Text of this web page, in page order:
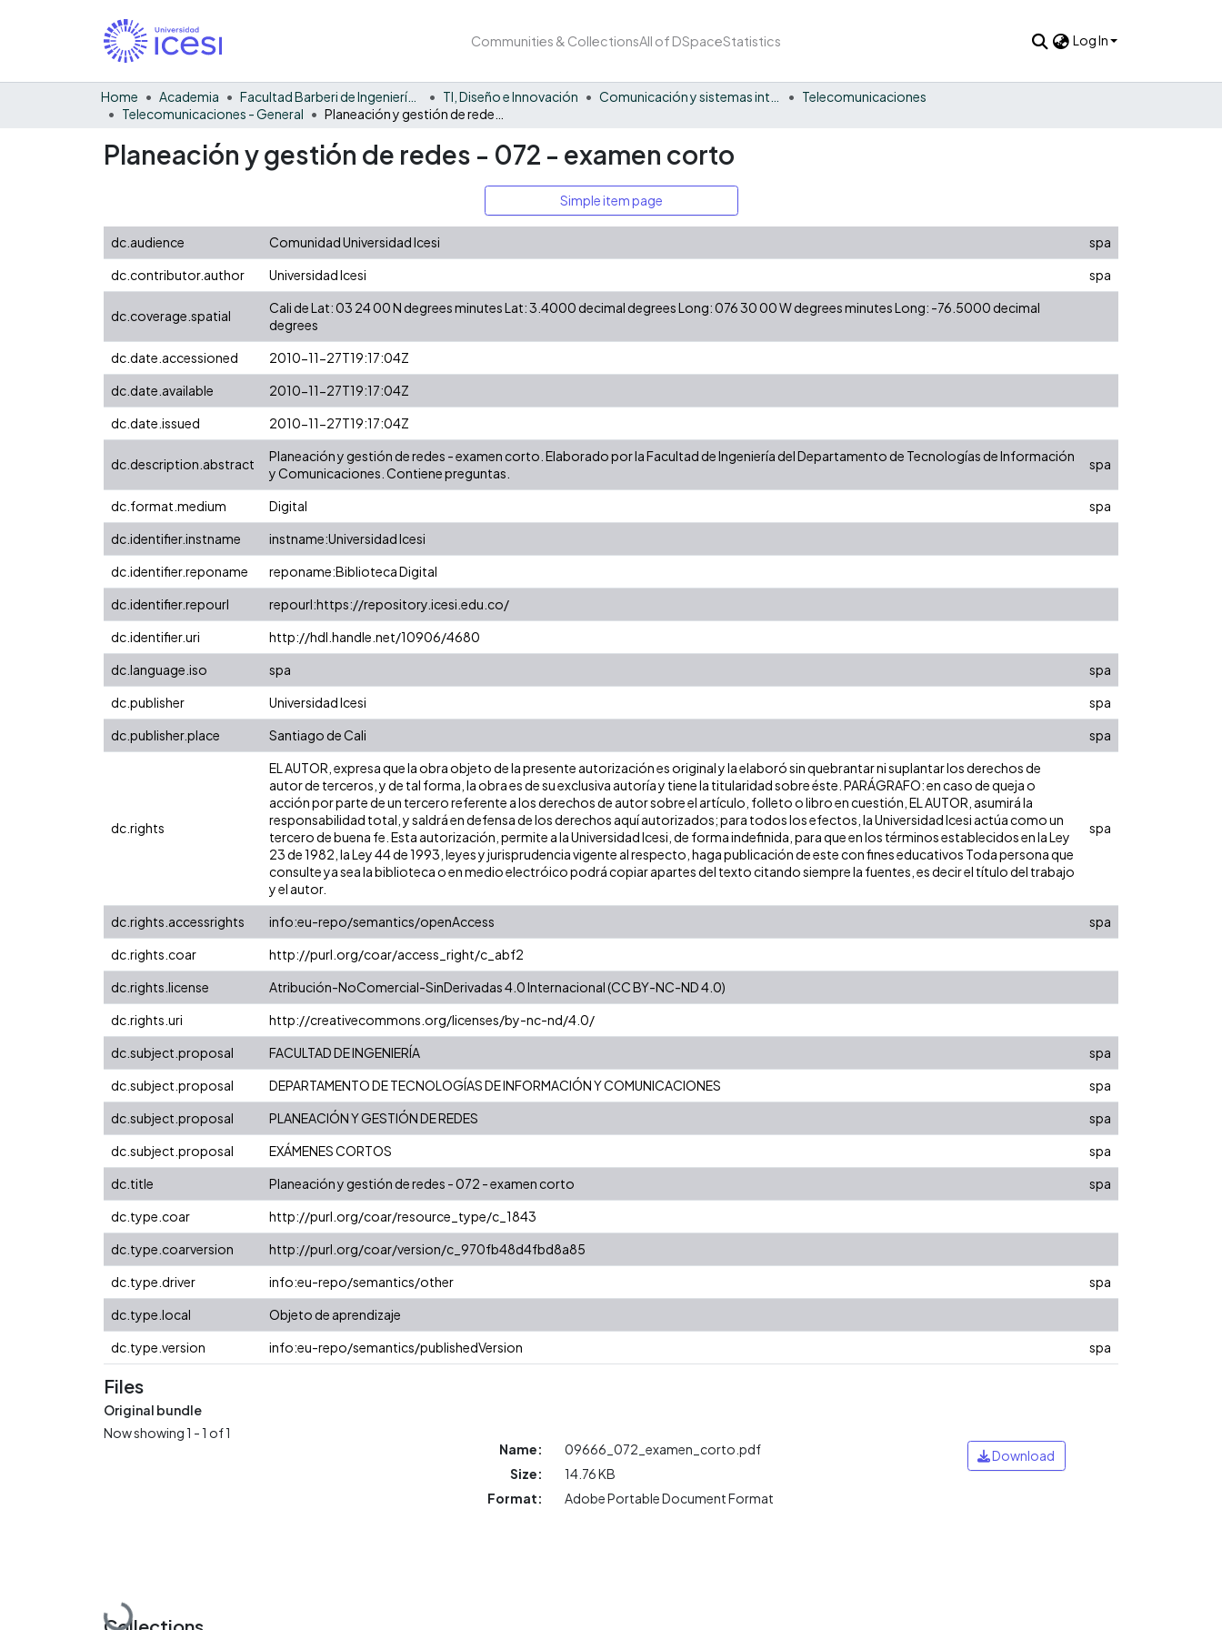
Communities & CollectionsAll of DSpaceStatistics Log In
Home Academia Facultad Barberi de Ingeniería, Diseño y Ciencias Aplicadas TI, Diseño e Innovación
Telecomunicaciones
Telecomunicaciones - General
Planeación y gestión de redes - 072 - examen corto
Simple item page
dc.audience Comunidad Universidad Icesi
spa
dc.contributor.author
Universidad Icesi spa
dc.coverage.spatial
Cali de Lat: 03 24 00 N degrees minutes Lat: 3.4000 decimal degrees Long: 076 30 00 W degrees minutes Long: -76.5000 decimal
degrees
dc.date.accessioned
2010-11-27T19:17:04Z
dc.date.available
2010-11-27T19:17:04Z
dc.date.issued
2010-11-27T19:17:04Z
dc.description.abstract
Planeación y gestión de redes - examen corto. Elaborado por la Facultad de Ingeniería del Departamento de Tecnologías de Información
y Comunicaciones. Contiene preguntas.
spa
dc.format.medium Digital
spa
dc.identifier.instname
instname:Universidad Icesi
dc.identifier.reponame
reponame:Biblioteca Digital
dc.identifier.repourl
repourl:https://repository.icesi.edu.co/
dc.identifier.uri
http://hdl.handle.net/10906/4680
dc.language.iso
spa
spa
dc.publisher
Universidad Icesi
spa
dc.publisher.place
Santiago de Cali spa
dc.rights
EL AUTOR, expresa que la obra objeto de la presente autorización es original y la elaboró sin quebrantar ni suplantar los derechos de
autor de terceros, y de tal forma, la obra es de su exclusiva autoría y tiene la titularidad sobre éste. PARÁGRAFO: en caso de queja o
acción por parte de un tercero referente a los derechos de autor sobre el artículo, folleto o libro en cuestión, EL AUTOR, asumirá la
responsabilidad total, y saldrá en defensa de los derechos aquí autorizados; para todos los efectos, la Universidad Icesi actúa como un
tercero de buena fe. Esta autorización, permite a la Universidad Icesi, de forma indefinida, para que en los términos establecidos en la Ley
23 de 1982, la Ley 44 de 1993, leyes y jurisprudencia vigente al respecto, haga publicación de este con fines educativos Toda persona que
consulte ya sea la biblioteca o en medio electróico podrá copiar apartes del texto citando siempre la fuentes, es decir el título del trabajo
y el autor.
spa
dc.rights.accessrights info:eu-repo/semantics/openAccess
spa
dc.rights.coar
http://purl.org/coar/access_right/c_abf2
dc.rights.license
Atribución-NoComercial-SinDerivadas 4.0 Internacional (CC BY-NC-ND 4.0)
dc.rights.uri
http://creativecommons.org/licenses/by-nc-nd/4.0/
dc.subject.proposal
FACULTAD DE INGENIERÍA
spa
dc.subject.proposal
DEPARTAMENTO DE TECNOLOGÍAS DE INFORMACIÓN Y COMUNICACIONES
spa
dc.subject.proposal
PLANEACIÓN Y GESTIÓN DE REDES
spa
dc.subject.proposal
EXÁMENES CORTOS
spa
dc.title
Planeación y gestión de redes - 072 - examen corto
spa
dc.type.coar
http://purl.org/coar/resource_type/c_1843
dc.type.coarversion
http://purl.org/coar/version/c_970fb48d4fbd8a85
dc.type.driver
info:eu-repo/semantics/other
spa
dc.type.local
Objeto de aprendizaje
dc.type.version
info:eu-repo/semantics/publishedVersion spa
Files
Original bundle
Now showing1 - 1 of 1
Name:
09666_072_examen_corto.pdf
Size:
14.76 KB
Format:
Adobe Portable Document Format
Download